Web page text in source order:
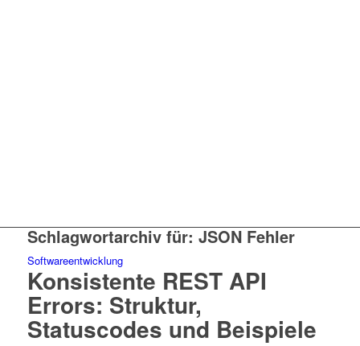
Schlagwortarchiv für: JSON Fehler
Softwareentwicklung
Konsistente REST API
Errors: Struktur,
Statuscodes und Beispiele